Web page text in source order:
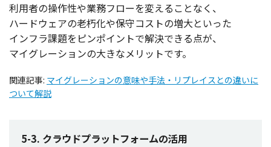
利用者の操作性や業務フローを変えることなく、
ハードウェアの老朽化や保守コストの増大といった
インフラ課題を ピンポイントで解決できる点が、
マイグレーションの大きなメリットです。
関連記事: マイグレーションの意味や手法・リプレイスとの違いに
ついて解説
5-3. クラウドプラットフォームの活用